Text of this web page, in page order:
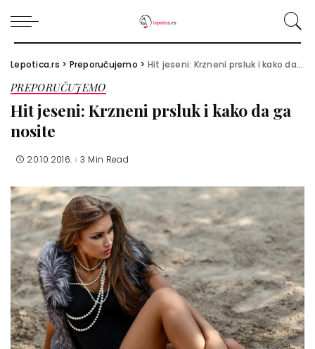
Lepotica.rs > Preporučujemo > Hit jeseni: Krzneni prsluk i kako da ga nosite
PREPORUČUJEMO
Hit jeseni: Krzneni prsluk i kako da ga
nosite
20.10.2016. 3 Min Read